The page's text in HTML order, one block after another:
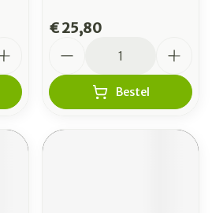
€ 25,80
Bestel